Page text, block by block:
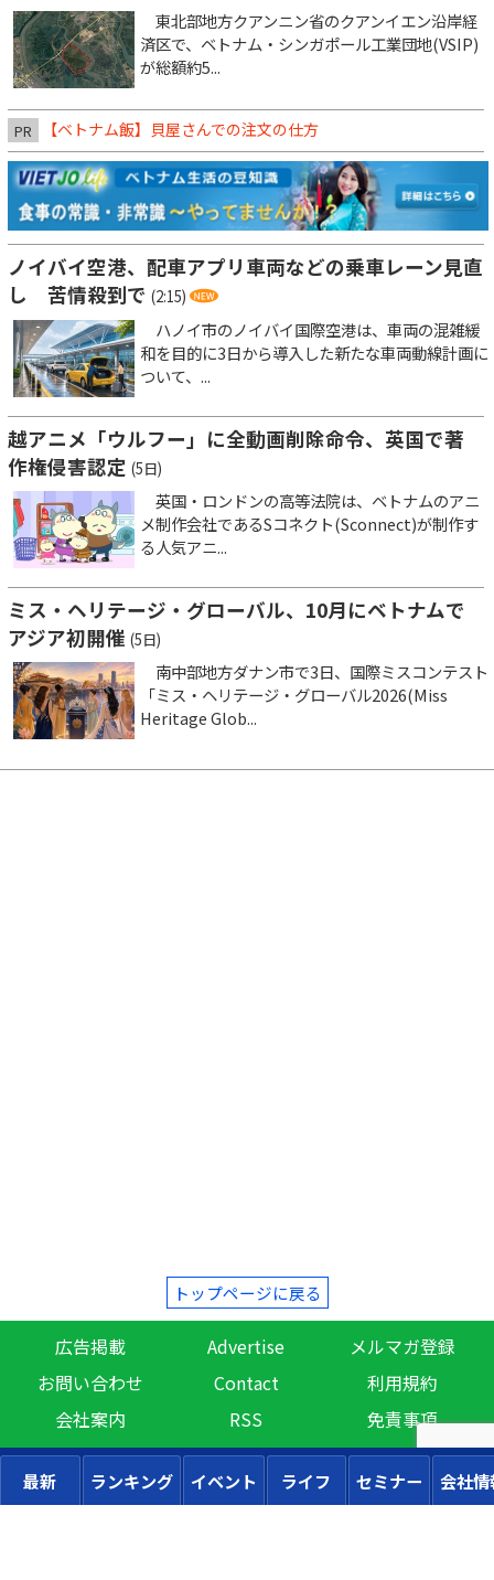
東北部地方クアンニン省のクアンイエン沿岸経
済区で、ベトナム・シンガポール工業団地(VSIP)
が総額約5...
PR 【ベトナム飯】貝屋さんでの注文の仕方
ノイバイ空港、配車アプリ車両などの乗車レーン見直
し 苦情殺到で (2:15)
ハノイ市のノイバイ国際空港は、車両の混雑緩
和を目的に3日から導入した新たな車両動線計画に
ついて、...
越アニメ「ウルフー」に全動画削除命令、英国で著
作権侵害認定 (5日)
英国・ロンドンの高等法院は、ベトナムのアニ
メ制作会社であるSコネクト(Sconnect)が制作す
る人気アニ...
ミス・ヘリテージ・グローバル、10月にベトナムで
アジア初開催 (5日)
南中部地方ダナン市で3日、国際ミスコンテスト
「ミス・ヘリテージ・グローバル2026(Miss
Heritage Glob...
トップページに戻る
広告掲載 Advertise
メルマガ登録
お問い合わせ
Contact
利用規約
会社案内
RSS 免責事項
最新 ランキング イベント ライフ セミナー 会社